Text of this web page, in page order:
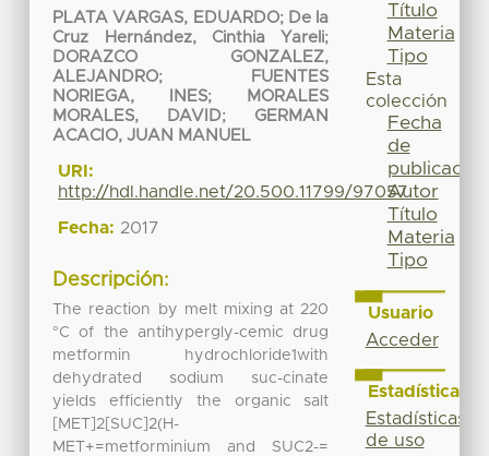
PLATA VARGAS, EDUARDO; De la
Cruz Hernández, Cinthia Yareli;
DORAZCO GONZALEZ,
ALEJANDRO;
FUENTES
NORIEGA, INES;
MORALES
MORALES, DAVID; GERMAN
ACACIO, JUAN MANUEL
URI:
http://hdl.handle.net/20.500.11799/97057
Fecha: 2017
Descripción:
The reaction by melt mixing at 220
°C of the antihypergly-cemic drug
metformin hydrochloride1with
dehydrated sodium suc-cinate
yields efficiently the organic salt
[MET]2[SUC]2(H-
MET+=metforminium and SUC2-=
Título
Materia
Tipo
Esta
colección
Fecha
de
publicación
Autor
Título
Materia
Tipo
Usuario
Acceder
Estadísticas
Estadísticas
de uso